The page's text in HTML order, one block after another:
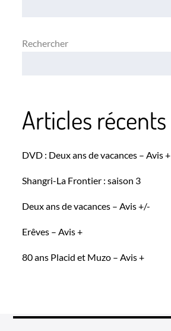
Rechercher
Articles récents
DVD : Deux ans de vacances – Avis +
Shangri-La Frontier : saison 3
Deux ans de vacances – Avis +/-
Erêves – Avis +
80 ans Placid et Muzo – Avis +